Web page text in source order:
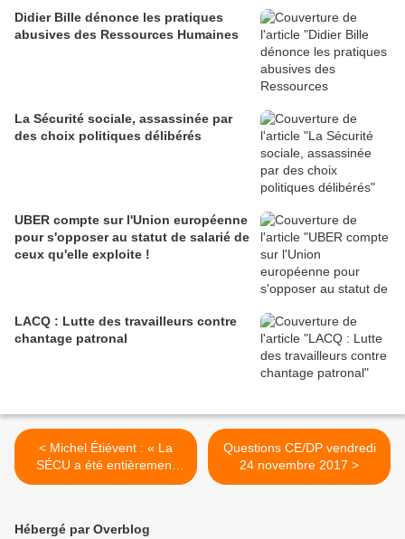
Didier Bille dénonce les pratiques
abusives des Ressources Humaines
La Sécurité sociale, assassinée par
des choix politiques délibérés
UBER compte sur l'Union européenne
pour s'opposer au statut de salarié de
ceux qu'elle exploite !
LACQ : Lutte des travailleurs contre
chantage patronal
< Michel Étiévent : « La
SÉCU a été entièrement
bâtie dans un pays ruiné
Questions CE/DP vendredi
24 novembre 2017 >
Hébergé par Overblog